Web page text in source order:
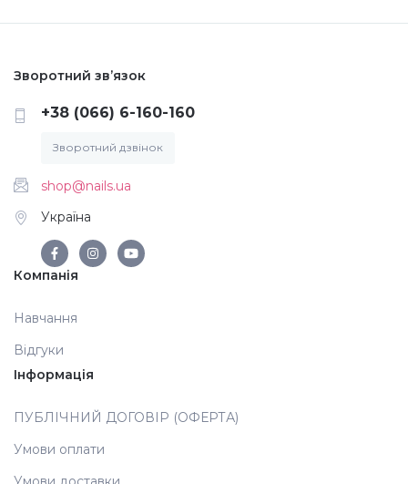
Зворотний зв’язок
+38 (066) 6-160-160
Зворотний дзвінок
shop@nails.ua
Україна
Компанія
Навчання
Відгуки
Інформація
ПУБЛІЧНИЙ ДОГОВІР (ОФЕРТА)
Умови оплати